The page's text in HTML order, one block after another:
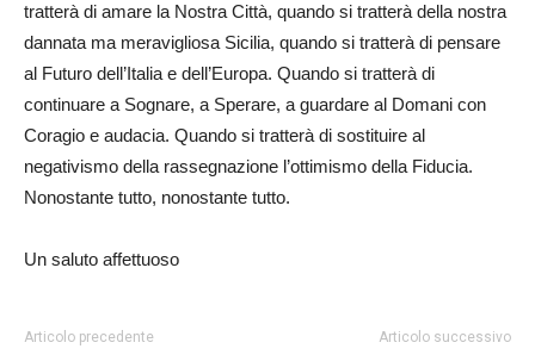
tratterà di amare la Nostra Città, quando si tratterà della nostra
dannata ma meravigliosa Sicilia, quando si tratterà di pensare
al Futuro dell’Italia e dell’Europa. Quando si tratterà di
continuare a Sognare, a Sperare, a guardare al Domani con
Coragio e audacia. Quando si tratterà di sostituire al
negativismo della rassegnazione l’ottimismo della Fiducia.
Nonostante tutto, nonostante tutto.
Un saluto affettuoso
Articolo precedente Articolo successivo